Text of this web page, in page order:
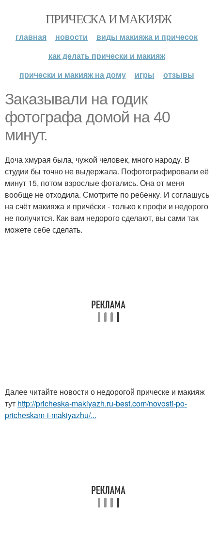
ПРИЧЕСКА И МАКИЯЖ
главная новости
виды макияжа и причесок
как делать прически и макияж
прически и макияж на дому
игры отзывы
Заказывали на годик
фотографа домой на 40
минут.
Доча хмурая была, чужой человек, много народу. В
студии бы точно не выдержала. Пофотографировали её
минут 15, потом взрослые фотались. Она от меня
вообще не отходила. Смотрите по ребенку. И соглашусь
на счёт макияжа и причёски - только к профи и недорого
не получится. Как вам недорого сделают, вы сами так
можете себе сделать.
Далее читайте новости о недорогой прическе и макияж
тут http://pricheska-makiyazh.ru-best.com/novosti-po-
pricheskam-i-makiyazhu/...